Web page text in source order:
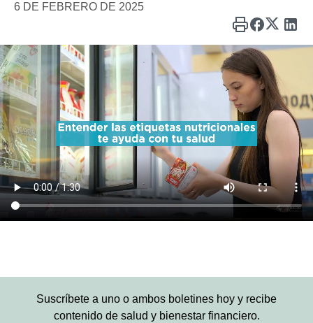
6 DE FEBRERO DE 2025
Suscríbete a uno o ambos boletines hoy y recibe
contenido de salud y bienestar financiero.